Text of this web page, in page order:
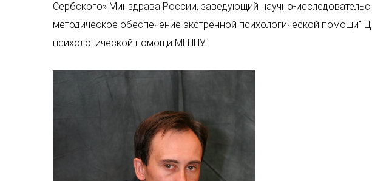
Сербского» Минздрава России, заведующий научно-
методическое обеспечение экстренной психологической помощи"
психологической помощи МГППУ.